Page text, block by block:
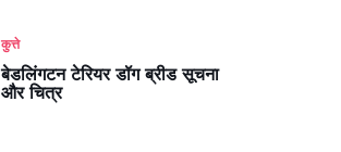
कुत्ते
बेडलिंगटन टेरियर डॉग ब्रीड सूचना
और चित्र